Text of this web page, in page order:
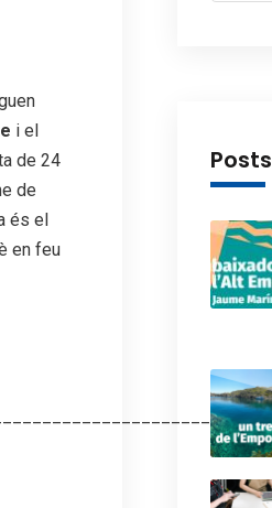
i el
de 24
de
és el
en feu